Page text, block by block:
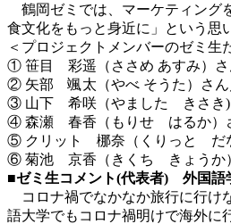
鶴岡ゼミでは、マーケティング
食文化をもっと身近に」という思
＜プロジェクトメンバーのゼミ生
① 笹目 彩遥（ささめ あすみ）さ
② 矢部 颯太（やべ そうた）さん
③ 山下 希咲（やました きさき)
④ 森瀬 春香（もりせ はるか）さ
⑤ クリット 梛奈（くりっと だ
⑥ 菊池 京香（きくち きょうか
■ゼミ生コメント(代表者) 外国語
コロナ禍でなかなか旅行に行け
語大学でもコロナ禍明けで海外に